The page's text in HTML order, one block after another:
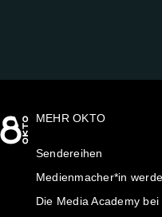
MEHR OKTO
Sendereihen
Medienmacher*in
Die Media Academy bei